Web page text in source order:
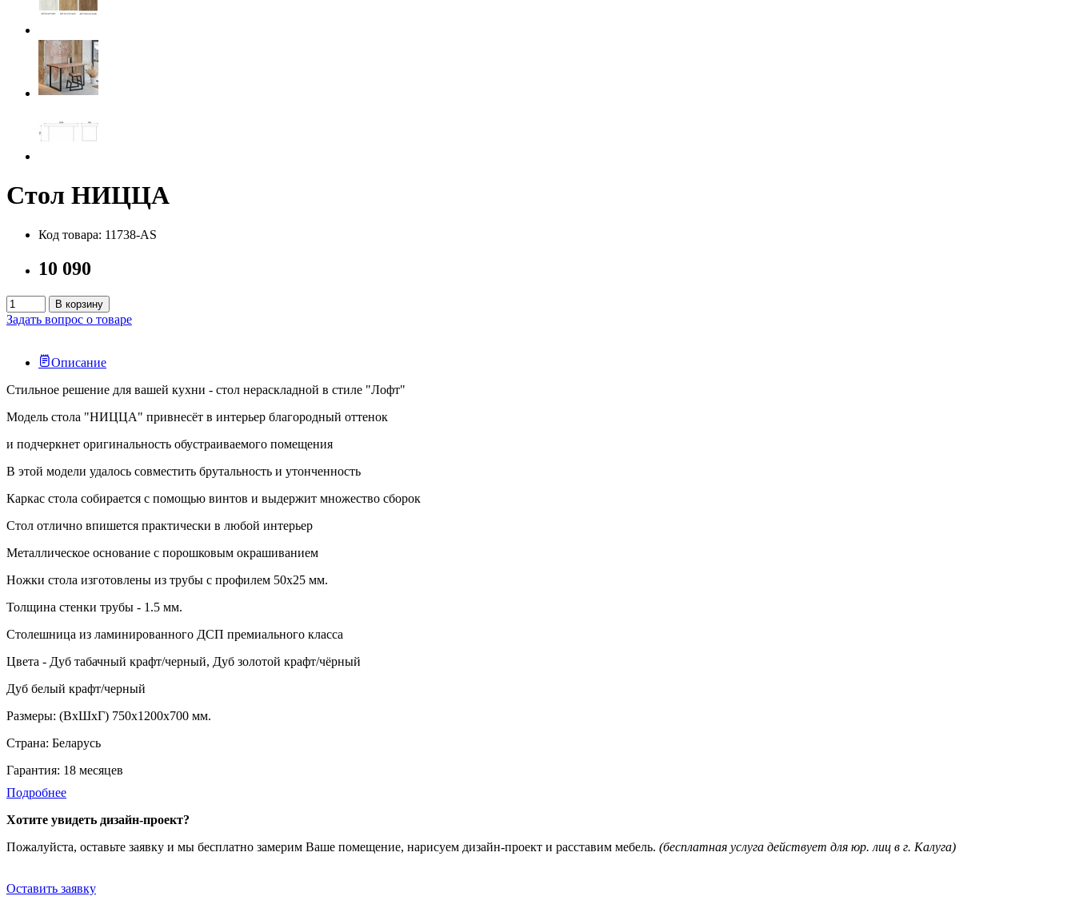
Стол НИЦЦА
Код товара: 11738-AS
10 090
В корзину
Задать вопрос о товаре
Описание
Стильное решение для вашей кухни - стол нераскладной в стиле "Лофт"
Модель стола "НИЦЦА" привнесёт в интерьер благородный оттенок
и подчеркнет оригинальность обустраиваемого помещения
В этой модели удалось совместить брутальность и утонченность
Каркас стола собирается с помощью винтов и выдержит множество сборок
Стол отлично впишется практически в любой интерьер
Металлическое основание с порошковым окрашиванием
Ножки стола изготовлены из трубы с профилем 50х25 мм.
Толщина стенки трубы - 1.5 мм.
Столешница из ламинированного ДСП премиального класса
Цвета - Дуб табачный крафт/черный, Дуб золотой крафт/чёрный
Дуб белый крафт/черный
Размеры: (ВхШхГ) 750х1200х700 мм.
Страна: Беларусь
Гарантия: 18 месяцев
Подробнее
Хотите увидеть дизайн-проект?
Пожалуйста, оставьте заявку и мы бесплатно замерим Ваше помещение, нарисуем дизайн-проект и расставим мебель. (бесплатная услуга действует для юр. лиц в г. Калуга)
Оставить заявку